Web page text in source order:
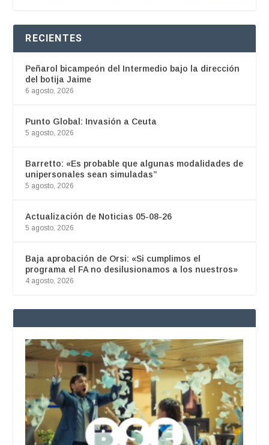
RECIENTES
Peñarol bicampeón del Intermedio bajo la dirección
del botija Jaime
6 agosto, 2026
Punto Global: Invasión a Ceuta
5 agosto, 2026
Barretto: «Es probable que algunas modalidades de
unipersonales sean simuladas”
5 agosto, 2026
Actualización de Noticias 05-08-26
5 agosto, 2026
Baja aprobación de Orsi: «Si cumplimos el
programa el FA no desilusionamos a los nuestros»
4 agosto, 2026